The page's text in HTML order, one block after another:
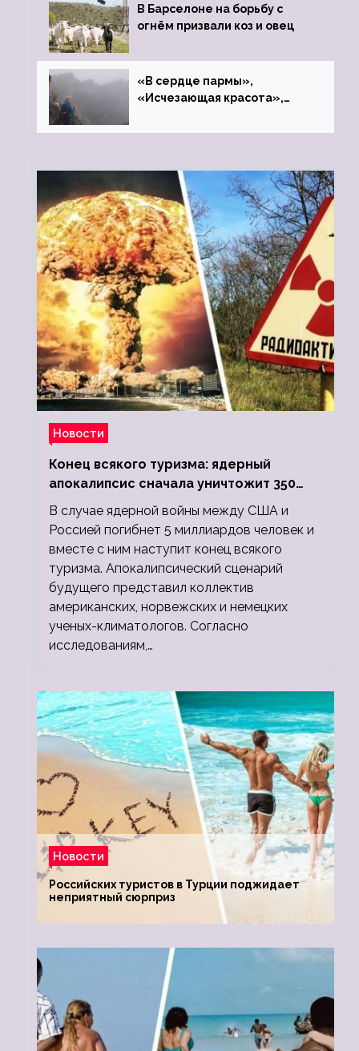
В Барселоне на борьбу с
огнём призвали коз и овец
«В сердце пармы»,
«Исчезающая красота»,
Новости
Конец всякого туризма: ядерный
апокалипсис сначала уничтожит 350
миллионов, а потом 5 миллиардов
людей
В случае ядерной войны между США и
Россией погибнет 5 миллиардов человек и
вместе с ним наступит конец всякого
туризма. Апокалипсический сценарий
будущего представил коллектив
американских, норвежских и немецких
ученых-климатологов. Согласно
исследованиям,…
Новости
Российских туристов в Турции поджидает
неприятный сюрприз